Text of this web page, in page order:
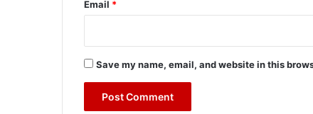
Email *
Save my name, email, and website in this